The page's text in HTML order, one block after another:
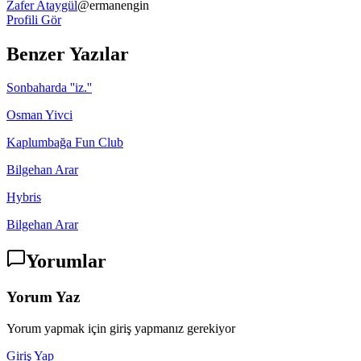
Zafer Ataygül@ermanengin
Profili Gör
Benzer Yazılar
Sonbaharda ''iz.''
Osman Yivci
Kaplumbağa Fun Club
Bilgehan Arar
Hybris
Bilgehan Arar
Yorumlar
Yorum Yaz
Yorum yapmak için giriş yapmanız gerekiyor
Giriş Yap